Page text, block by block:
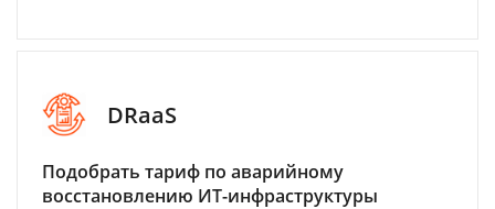
DRaaS
Подобрать тариф по аварийному
восстановлению ИТ-инфраструктуры